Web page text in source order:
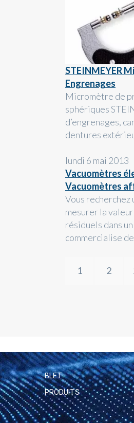
STEINMEYER
Engrenages
Micromètre de
sphériques
d’engrenages,
dentures
lundi 6 mai 2013
Vacuomètres
Vacuomètres
Vous
mesurer la
résiduels dans
commercialise
1 2
BLET
PRODUITS